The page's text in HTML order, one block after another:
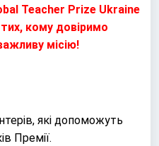
Teacher Prize Ukraine
кому довіримо
місію!
які допоможуть
Премії.